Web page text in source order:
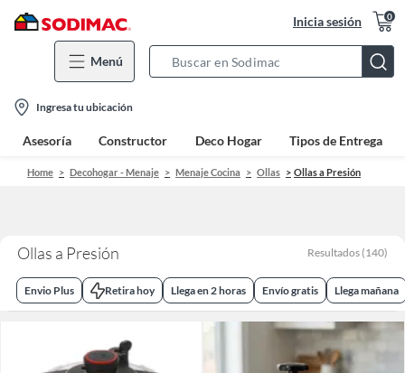
Inicia sesión 0
Menú
Bar
location-
icon
Ingresa tu ubicación
Asesoría Constructor Deco Hogar Tipos de Entrega
Home Decohogar - Menaje Menaje Cocina Ollas Ollas a Presión
Ollas a Presión Resultados (140)
Envio Plus Retira hoy Llega en 2 horas Envío gratis Llega mañana